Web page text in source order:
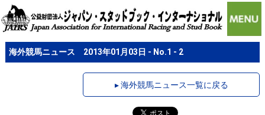
海外競馬ニュース 2013年01月03日 - No.1 - 2
▸ 海外競馬ニュース一覧に戻る